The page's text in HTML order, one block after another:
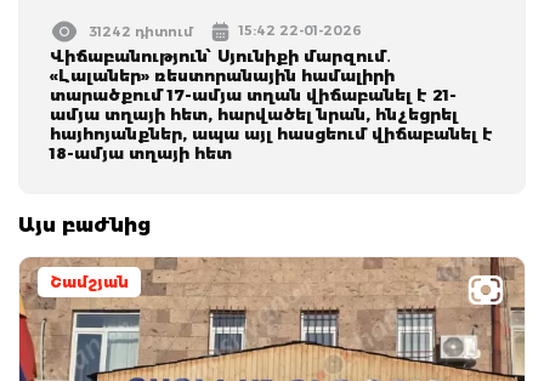
31242 դիտում 15:42 22-01-2026
Վիճաբանություն՝ Սյունիքի մարզում․
«Լալաներ» ռեստորանային համալիրի
տարածքում 17-ամյա տղան վիճաբանել է 21-
ամյա տղայի հետ, հարվածել նրան, հնչեցրել
հայհոյանքներ, ապա այլ հասցեում վիճաբանել է
18-ամյա տղայի հետ
Այս բաժնից
Շամշյան